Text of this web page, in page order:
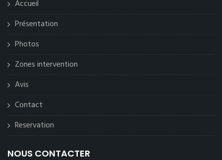
Accueil
Présentation
Photos
Zones intervention
Avis
Contact
Reservation
NOUS CONTACTER